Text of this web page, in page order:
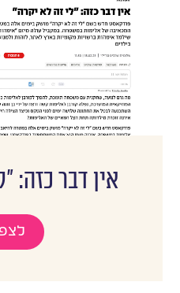
אין דבר כזה: